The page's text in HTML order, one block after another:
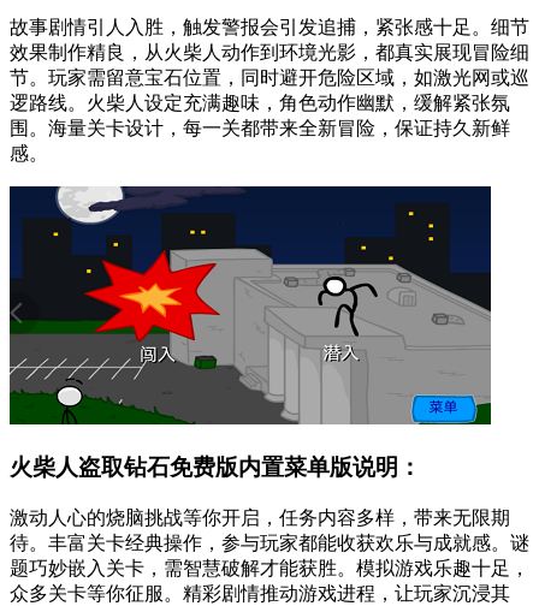
故事剧情引人入胜，触发警报会引发追捕，紧张感十足。细节
效果制作精良，从火柴人动作到环境光影，都真实展现冒险细
节。玩家需留意宝石位置，同时避开危险区域，如激光网或巡
逻路线。火柴人设定充满趣味，角色动作幽默，缓解紧张氛
围。海量关卡设计，每一关都带来全新冒险，保证持久新鲜
感。
火柴人盗取钻石免费版内置菜单版说明：
激动人心的烧脑挑战等你开启，任务内容多样，带来无限期
待。丰富关卡经典操作，参与玩家都能收获欢乐与成就感。谜
题巧妙嵌入关卡，需智慧破解才能获胜。模拟游戏乐趣十足，
众多关卡等你征服。精彩剧情推动游戏进程，让玩家沉浸其